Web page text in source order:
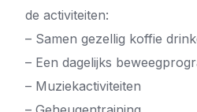
de activiteiten:
– Samen gezellig koffie
– Een dagelijks
– Muziekactiviteiten